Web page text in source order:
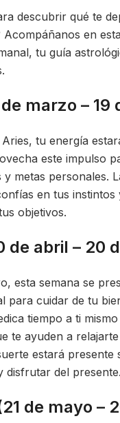
descubrir qué te
Acompáñanos en
tu guía
marzo – 19
Aries, tu energía
este impulso
metas personales.
en tus instintos
objetivos.
de abril – 20
esta semana se
para cuidar de tu
tiempo a ti
te ayuden a
estará presente
disfrutar del presente.
de mayo –